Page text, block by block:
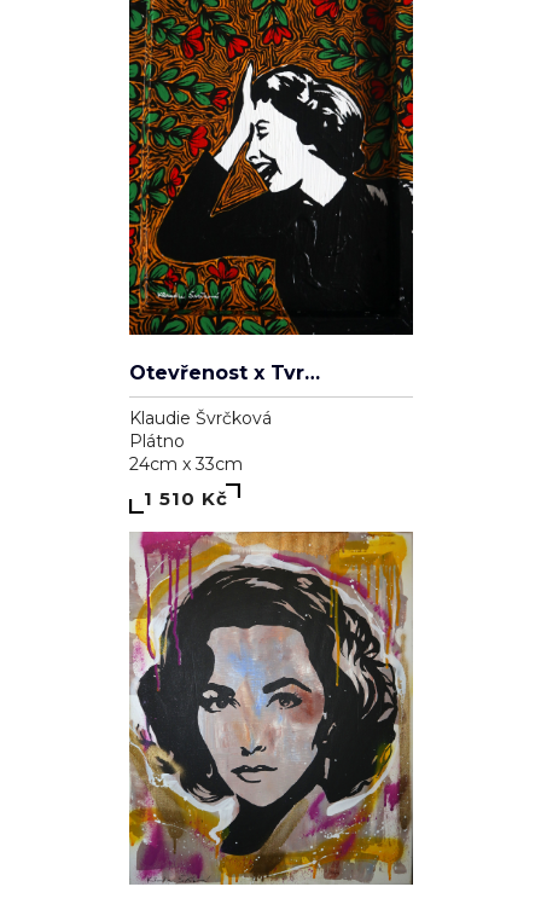
Otevřenost x Tvrdohlavost
Klaudie Švrčková
Plátno
24cm x 33cm
1 510 Kč